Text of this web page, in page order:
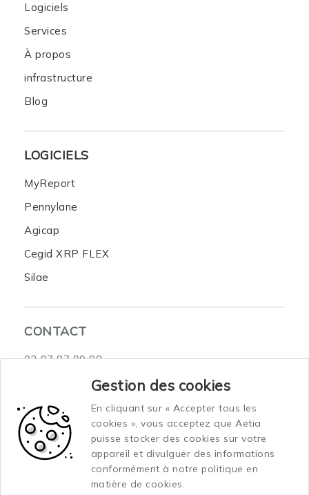
Gestion des cookies
En cliquant sur « Accepter tous les
cookies », vous acceptez que Aetia
puisse stocker des cookies sur votre
appareil et divulguer des informations
conformément à notre politique en
matière de cookies.
Logiciels
Services
À propos
infrastructure
Blog
LOGICIELS
MyReport
Pennylane
Agicap
Cegid XRP FLEX
Silae
CONTACT
02 97 87 09 88
3 Rue du Sous-Marin Venus Celtic Submarine 2
56100 Lorient